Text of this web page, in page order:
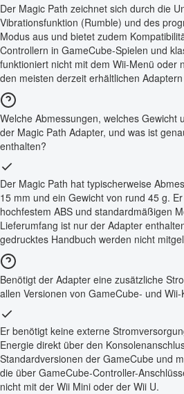
Der Magic Path zeichnet sich durch die
Vibrationsfunktion (Rumble) und des
Modus aus und bietet zudem
Controllern in GameCube-Spielen und
funktioniert nicht mit dem Wii-Menü oder
den meisten derzeit erhältlichen
Welche Abmessungen, welches Gewicht
der Magic Path Adapter, und was ist
enthalten?
Der Magic Path hat typischerweise
15 mm und ein Gewicht von rund 45 g.
hochfestem ABS und standardmäßigen
Lieferumfang ist nur der Adapter
gedrucktes Handbuch werden nicht
Benötigt der Adapter eine zusätzliche
allen Versionen von GameCube- und
Er benötigt keine externe
Energie direkt über den
Standardversionen der GameCube und
die über GameCube-Controller-
nicht mit der Wii Mini oder der Wii U.